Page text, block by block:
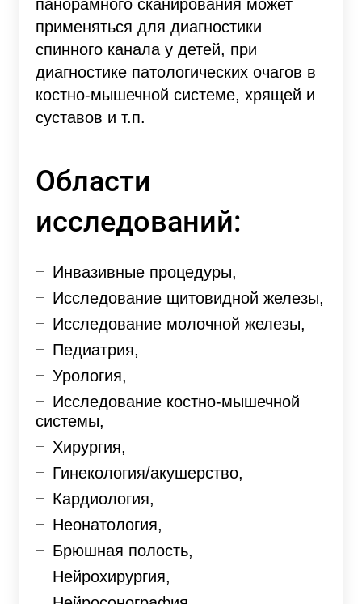
панорамного сканирования может
применяться для диагностики
спинного канала у детей, при
диагностике патологических очагов в
костно-мышечной системе, хрящей и
суставов и т.п.
Области
исследований:
Инвазивные процедуры,
Исследование щитовидной железы,
Исследование молочной железы,
Педиатрия,
Урология,
Исследование костно-мышечной
системы,
Хирургия,
Гинекология/акушерство,
Кардиология,
Неонатология,
Брюшная полость,
Нейрохирургия,